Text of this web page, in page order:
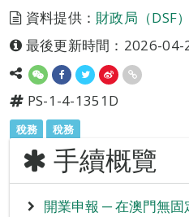
資料提供： 財政局（DSF）
最後更新時間：2026-04-
PS-1-4-1351D
稅務 稅務
手續概覽
開業申報 ─ 在澳門無固